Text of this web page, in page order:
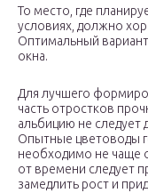
То место, где
условиях, должно
Оптимальный
окна.
Для лучшего
часть отростков
альбицию не следует
Опытные цветоводы
необходимо не чаще
от времени следует
замедлить рост и